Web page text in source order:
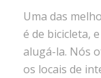
Uma das
é de bicicleta,
alugá-la. Nós
os locais de